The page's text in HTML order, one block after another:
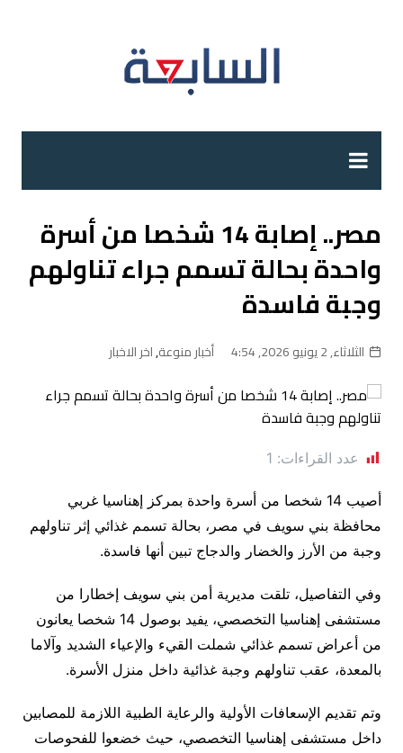
مصر.. إصابة 14 شخصا من أسرة
واحدة بحالة تسمم جراء تناولهم
وجبة فاسدة
الثلاثاء, 2 يونيو 2026, 4:54 أخبار منوعة,اخر الاخبار
عدد القراءات: 1
أصيب 14 شخصا من أسرة واحدة بمركز إهناسيا غربي
محافظة بني سويف في مصر، بحالة تسمم غذائي إثر تناولهم
وجبة من الأرز والخضار والدجاج تبين أنها فاسدة.
وفي التفاصيل، تلقت مديرية أمن بني سويف إخطارا من
مستشفى إهناسيا التخصصي، يفيد بوصول 14 شخصا يعانون
من أعراض تسمم غذائي شملت القيء والإعياء الشديد وآلاما
بالمعدة، عقب تناولهم وجبة غذائية داخل منزل الأسرة.
وتم تقديم الإسعافات الأولية والرعاية الطبية اللازمة للمصابين
داخل مستشفى إهناسيا التخصصي، حيث خضعوا للفحوصات